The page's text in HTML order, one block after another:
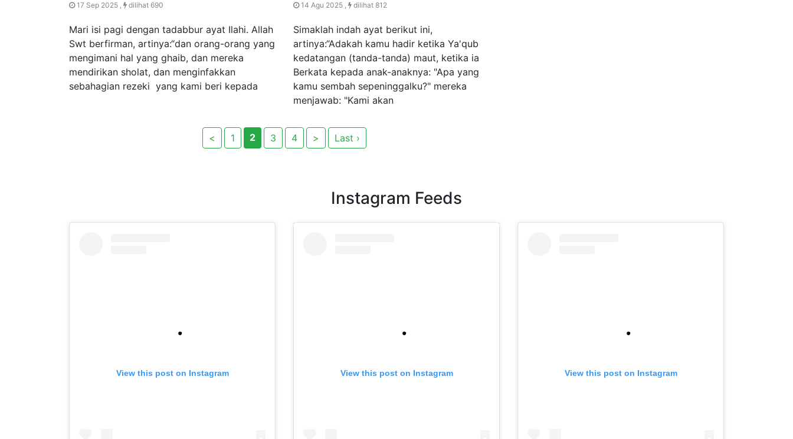
17 Sep 2025 , dilihat 690
Mari isi pagi dengan tadabbur ayat Ilahi. Allah
Swt berfirman, artinya:“dan orang-orang yang
mengimani hal yang ghaib, dan mereka
mendirikan sholat, dan menginfakkan
sebahagian rezeki yang kami beri kepada
14 Agu 2025 , dilihat 812
Simaklah indah ayat berikut ini,
artinya:“Adakah kamu hadir ketika Ya'qub
kedatangan (tanda-tanda) maut, ketika ia
Berkata kepada anak-anaknya: "Apa yang
kamu sembah sepeninggalku?" mereka
menjawab: "Kami akan
< 1 2 3 4 > Last ›
Instagram Feeds
View this post on Instagram View this post on Instagram View this post on Instagram